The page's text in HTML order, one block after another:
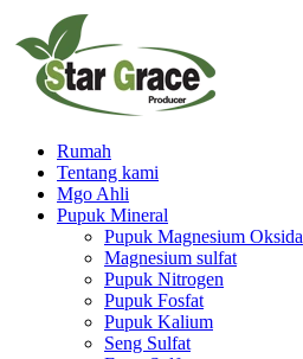
Rumah
Tentang kami
Mgo Ahli
Pupuk Mineral
Pupuk Magnesium Oksida
Magnesium sulfat
Pupuk Nitrogen
Pupuk Fosfat
Pupuk Kalium
Seng Sulfat